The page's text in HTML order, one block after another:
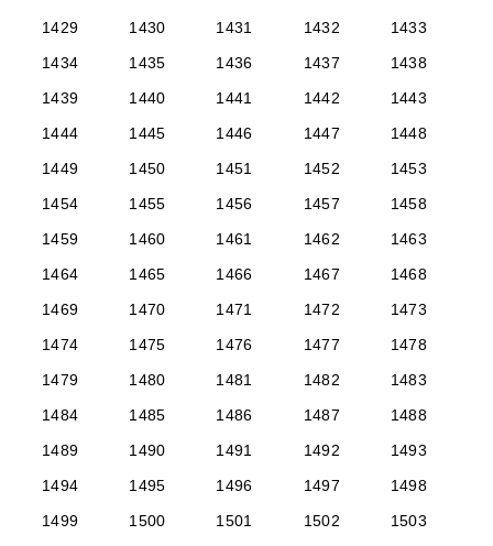
1429
1430 1431 1432
1433
1434
1435 1436 1437
1438
1439
1440 1441 1442
1443
1444
1445 1446 1447
1448
1449
1450 1451 1452
1453
1454
1455 1456 1457
1458
1459
1460 1461 1462
1463
1464
1465 1466 1467
1468
1469
1470 1471 1472
1473
1474
1475 1476 1477
1478
1479
1480 1481 1482
1483
1484
1485 1486 1487
1488
1489
1490 1491 1492
1493
1494
1495 1496 1497
1498
1499
1500 1501 1502
1503